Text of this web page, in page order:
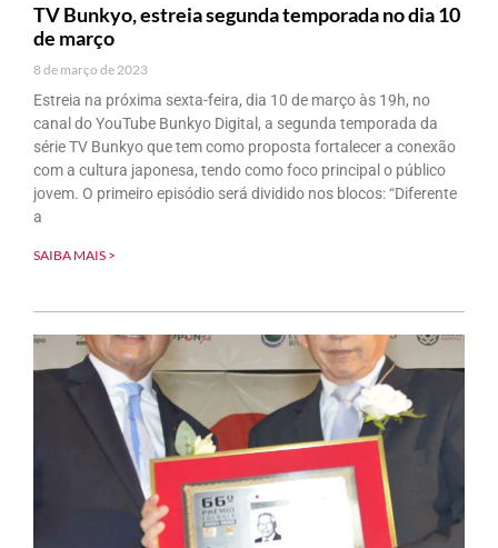
TV Bunkyo, estreia segunda temporada no dia 10
de março
8 de março de 2023
Estreia na próxima sexta-feira, dia 10 de março às 19h, no
canal do YouTube Bunkyo Digital, a segunda temporada da
série TV Bunkyo que tem como proposta fortalecer a conexão
com a cultura japonesa, tendo como foco principal o público
jovem. O primeiro episódio será dividido nos blocos: “Diferente
a
SAIBA MAIS >